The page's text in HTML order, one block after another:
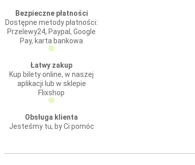
Bezpieczne płatności
Dostępne metody płatności:
Przelewy24, Paypal, Google
Pay, karta bankowa
Łatwy zakup
Kup bilety online, w naszej
aplikacji lub w sklepie
Flixshop
Obsługa klienta
Jesteśmy tu, by Ci pomóc